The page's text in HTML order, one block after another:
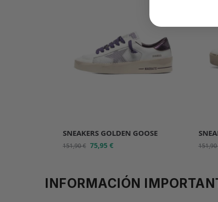
SNEAKERS GOLDEN GOOSE
151,90€ 75,95 € 151,90
INFORMACIÓN